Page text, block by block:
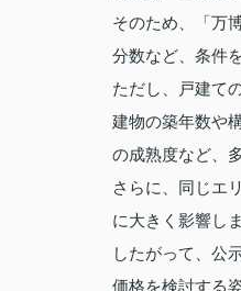
そのため、「万
分数など、条件
ただし、戸建て
建物の築年数や
の成熟度など、
さらに、同じエ
に大きく影響しま
したがって、公
価格を検討する